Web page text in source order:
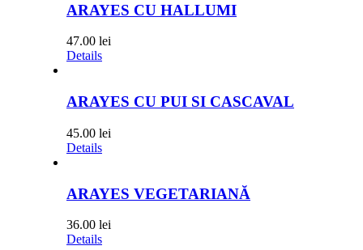
ARAYES CU HALLUMI
47.00 lei
Details
ARAYES CU PUI SI CASCAVAL
45.00 lei
Details
ARAYES VEGETARIANĂ
36.00 lei
Details